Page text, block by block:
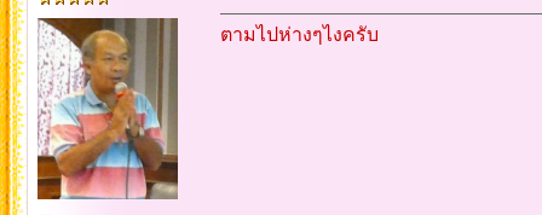
ตามไปห่างๆไงครับ